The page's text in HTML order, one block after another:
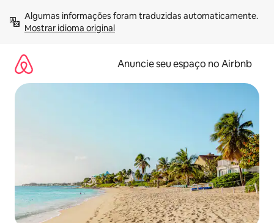
para
Mostrar idioma original
Anuncie seu espaço no Airbnb